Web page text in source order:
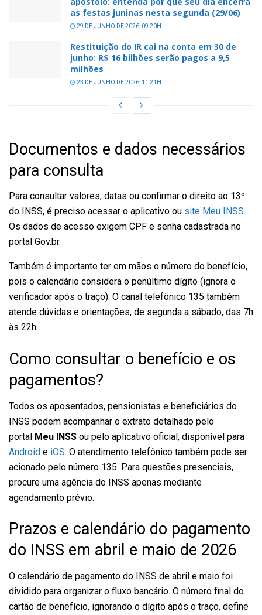
as festas juninas nesta segunda (29/06)
29 DE JUNHO DE 2026, 09:20H
Restituição do IR cai na conta em 30 de
junho: R$ 16 bilhões serão pagos a 9,5
milhões
23 DE JUNHO DE 2026, 11:21H
Documentos e dados necessários
para consulta
Para consultar valores, datas ou confirmar o direito ao 13º
do INSS, é preciso acessar o aplicativo ou site Meu INSS.
Os dados de acesso exigem CPF e senha cadastrada no
portal Gov.br.
Também é importante ter em mãos o número do benefício,
pois o calendário considera o penúltimo dígito (ignora o
verificador após o traço). O canal telefônico 135 também
atende dúvidas e orientações, de segunda a sábado, das 7h
às 22h.
Como consultar o benefício e os
pagamentos?
Todos os aposentados, pensionistas e beneficiários do
INSS podem acompanhar o extrato detalhado pelo
portal Meu INSS ou pelo aplicativo oficial, disponível para
Android e iOS. O atendimento telefônico também pode ser
acionado pelo número 135. Para questões presenciais,
procure uma agência do INSS apenas mediante
agendamento prévio.
Prazos e calendário do pagamento
do INSS em abril e maio de 2026
O calendário de pagamento do INSS de abril e maio foi
dividido para organizar o fluxo bancário. O número final do
cartão de benefício, ignorando o dígito após o traço, define